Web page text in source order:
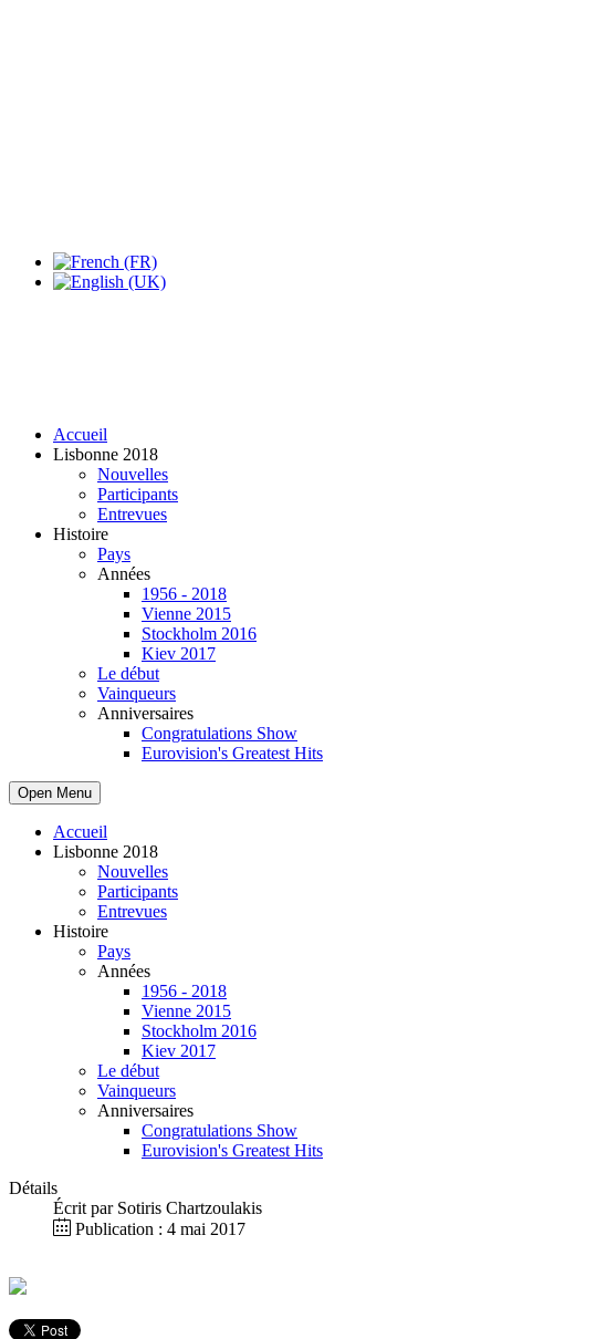
Accueil
Lisbonne 2018
Nouvelles
Participants
Entrevues
Histoire
Pays
Années
1956 - 2018
Vienne 2015
Stockholm 2016
Kiev 2017
Le début
Vainqueurs
Anniversaires
Congratulations Show
Eurovision's Greatest Hits
Open Menu
Accueil
Lisbonne 2018
Nouvelles
Participants
Entrevues
Histoire
Pays
Années
1956 - 2018
Vienne 2015
Stockholm 2016
Kiev 2017
Le début
Vainqueurs
Anniversaires
Congratulations Show
Eurovision's Greatest Hits
Détails
Écrit par Sotiris Chartzoulakis
Publication : 4 mai 2017